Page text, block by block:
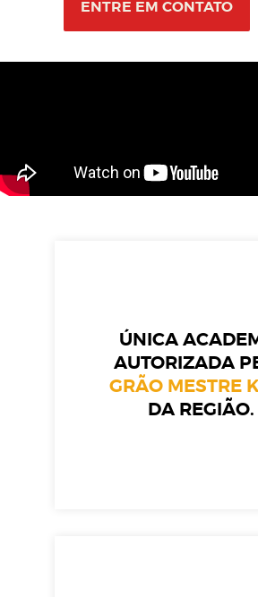
ENTRE EM CONTATO
ÚNICA
AUTORIZADA
GRÃO MESTRE
DA REGIÃO.